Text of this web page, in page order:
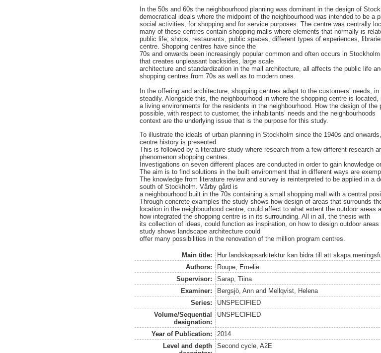
In the 50s and 60s the neighbourhood planning was dominant in the design of
democratical ideals where the midpoint of the neighbourhood was intended to be a
social activities, for shopping and for service purposes. The centre was centrally
many of these centres contain shopping malls where elements that normally is
public life; shops, restaurants, public spaces, different types of experiences,
centre. Shopping centres have since the
70s and onwards been increasingly popular common and often occurs in
that creates unpleasant backsides, large scale
architecture and standardization in the mall architecture, all affects the public life
shopping centres from 70s as well as to modern ones.
In the offering and architecture, shopping centres adapt to the customers’ needs,
steadily. Alongside this, the neighbourhood in where the shopping centre is
a living environments for the residents in the neighbourhood. How the design of
possible, with respect to customer, the inhabitants’ needs and the neighbourhoods
context are the underlying issue that is the purpose for this study.
To illustrate the ideals of urban planning in Stockholm since the 1940s and
centre history is presented.
This is followed by a literature study where research from a few different research
phenomenon shopping centres.
Investigations on seven different places are conducted in order to gain knowledge
The aim is to find solutions in the built environment that in different ways are
The knowledge from literature review and survey is reinterpreted to be applied in a
south of Stockholm. Vårby gård is
a neighbourhood built in the 70s containing a small shopping mall with a central
Through concrete examples the study shows how design of areas that surrounds
location in the neighbourhood centre, could affect to what extent the outdoor areas
how integrated the shopping centre is in its surrounding. All in all, the thesis with
its collection of ideas, could function as inspiration, on how to design outdoor
study shows landscape architecture could
offer many possibilities in the renovation of the million program centres.
Main title:
Hur landskapsarkitektur kan bidra till att skapa
Authors:
Roupe, Emelie
Supervisor:
Sarap, Tiina
Examiner:
Bergsjö, Annand Mellqvist, Helena
Series:
UNSPECIFIED
Volume/Sequential
designation:
UNSPECIFIED
Year of Publication:
2014
Level and depth
Second cycle, A2E